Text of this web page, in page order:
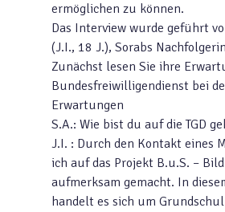
ermöglichen zu können.
Das Interview wurde geführt
(J.I., 18 J.), Sorabs
Zunächst lesen Sie ihre
Bundesfreiwilligendienst bei
Erwartungen
S.A.: Wie bist du auf die TGD
J.I. : Durch den Kontakt eines
ich auf das Projekt B.u.S. –
aufmerksam gemacht. In
handelt es sich um